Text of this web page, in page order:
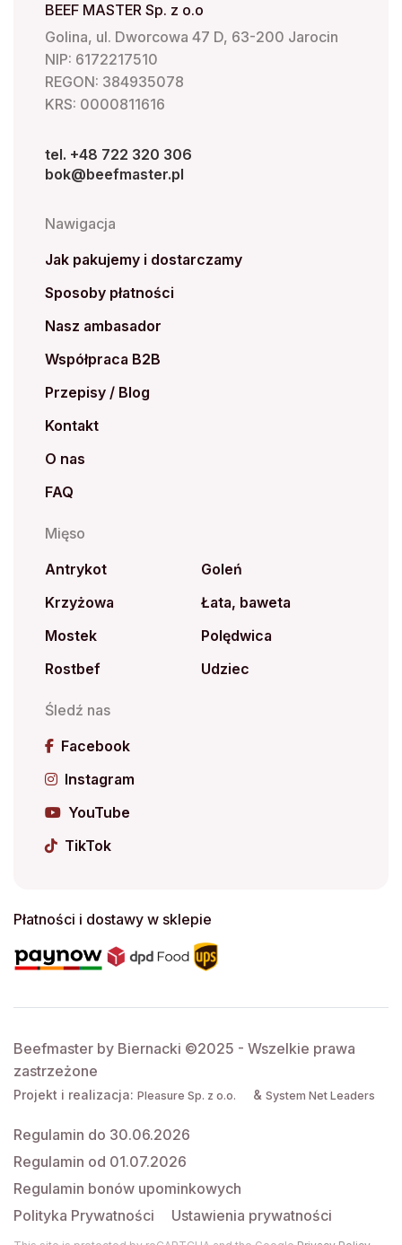
BEEF MASTER Sp. z o.o
Golina, ul. Dworcowa 47 D, 63-200 Jarocin
NIP: 6172217510
REGON: 384935078
KRS: 0000811616
tel. +48 722 320 306
bok@beefmaster.pl
Nawigacja
Jak pakujemy i dostarczamy
Sposoby płatności
Nasz ambasador
Współpraca B2B
Przepisy / Blog
Kontakt
O nas
FAQ
Mięso
Antrykot
Goleń
Krzyżowa
Łata, baweta
Mostek
Polędwica
Rostbef
Udziec
Śledź nas
Facebook
Instagram
YouTube
TikTok
Płatności i dostawy w sklepie
Beefmaster by Biernacki ©2025 - Wszelkie prawa
zastrzeżone
Projekt i realizacja: Pleasure Sp. z o.o. & System Net Leaders
Regulamin do 30.06.2026
Regulamin od 01.07.2026
Regulamin bonów upominkowych
Polityka Prywatności
Ustawienia prywatności